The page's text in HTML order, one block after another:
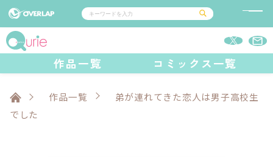
コミック
コミックガルド
コミッククリエ
LiQulle
ライトノベル
文庫
ノベルス
ノベルスf
コミックエッセイ
ポケットモンスター
アニメ
OVERLAP STORE
オーバーラップ広報室
作品一覧 コミックス一覧
作品一覧
弟が連れてきた恋人は男子高校生
でした